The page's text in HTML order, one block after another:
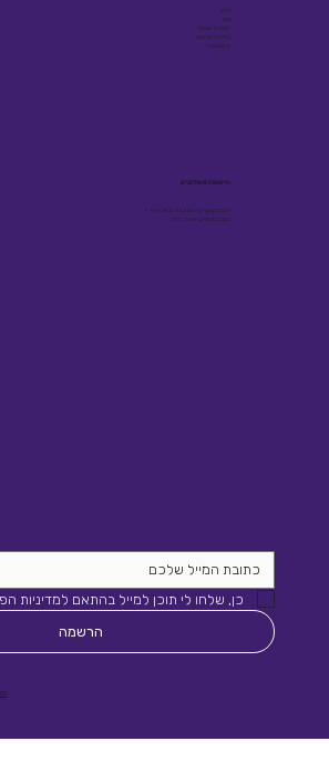
בלוג
ספר
הצהרת נגישות
מדיניות פרטיות
תקנון אתר
הישארו מעודכנים
תוכן מקצועי על גיוס ובינה מלאכותית -
פעם בשבועיים, ישירות למייל
כן, שלחו לי תוכן למייל בהתאם למדיניות
הרשמה